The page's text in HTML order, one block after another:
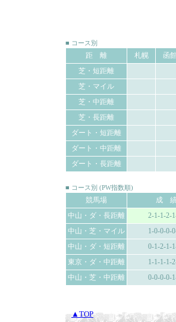
■ コース別
距 離 札幌 函
芝・短距離
芝・マイル
芝・中距離
芝・長距離
ダート・短距離
ダート・中距離
ダート・長距離
■ コース別 (PW指数順)
競馬場 成 績
中山・ダ・長距離
2-1-1-2-
中山・芝・マイル 1-0-0-0-
中山・ダ・短距離 0-1-2-1-
東京・ダ・中距離 1-1-1-1-
中山・芝・中距離 0-0-0-0-
▲TOP